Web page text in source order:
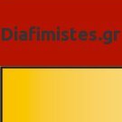
Diafimistes.gr